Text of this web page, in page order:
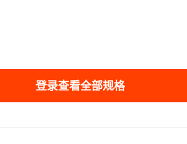
登录查看全部规格